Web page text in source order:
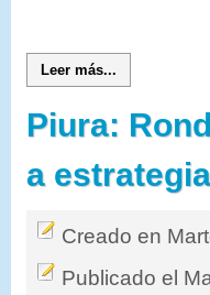
Leer más...
Piura:
a
Creado en
Publicado el